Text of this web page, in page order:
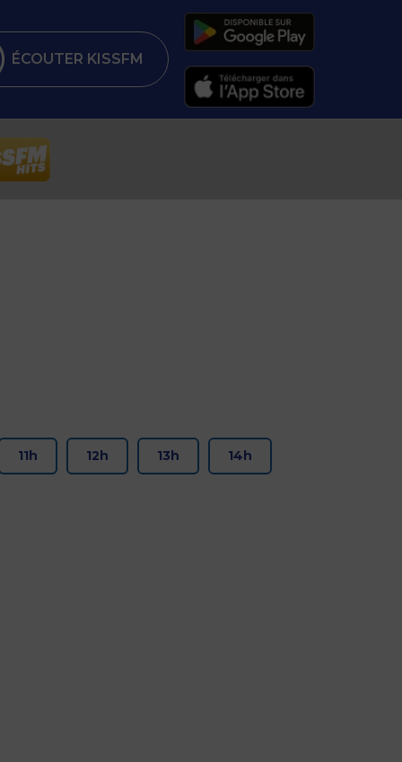
ÉCOUTER KISSFM
11h 12h 13h 14h